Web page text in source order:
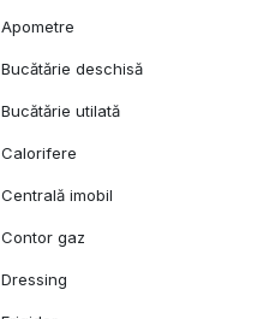
Apometre
Bucătărie deschisă
Bucătărie utilată
Calorifere
Centrală imobil
Contor gaz
Dressing